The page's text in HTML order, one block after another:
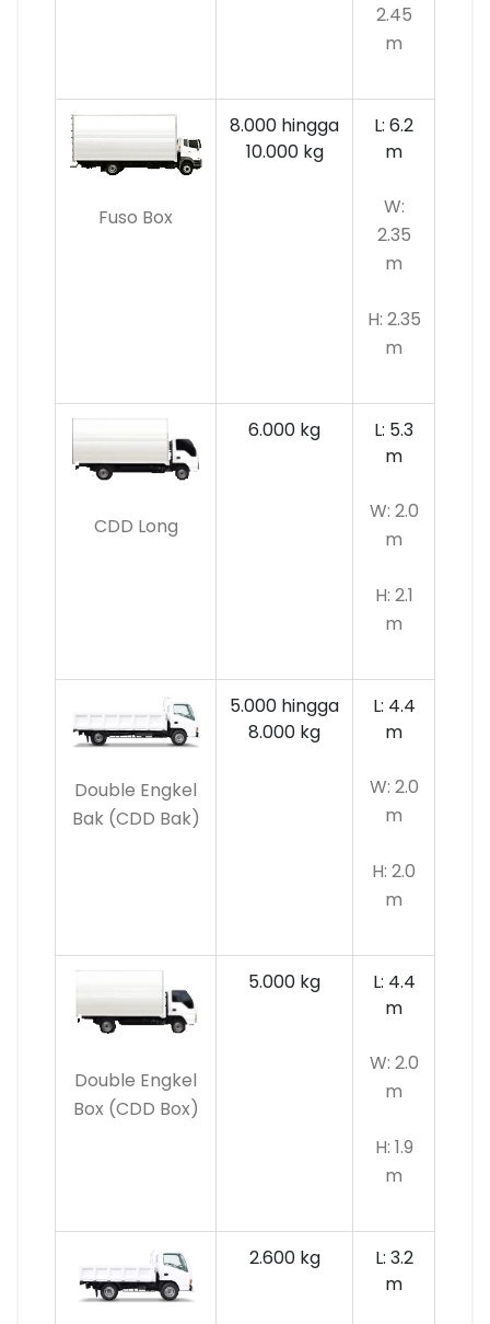
2.45
m
Fuso Box
8.000 hingga
10.000 kg
L: 6.2
m
W:
2.35
m
H: 2.35
m
CDD Long
6.000 kg
L: 5.3
m
W: 2.0
m
H: 2.1
m
Double Engkel
Bak (CDD Bak)
5.000 hingga
8.000 kg
L: 4.4
m
W: 2.0
m
H: 2.0
m
Double Engkel
Box (CDD Box)
5.000 kg
L: 4.4
m
W: 2.0
m
H: 1.9
m
2.600 kg
L: 3.2
m